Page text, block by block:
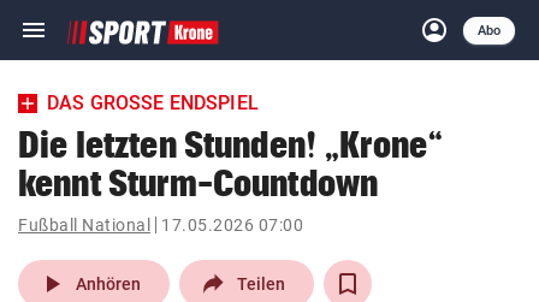
menu Navigation
ein-/ausklappen
account_circle
Anmelden
Abo
close Schließen
account_circle Anmelden
arrow_right
pin_drop
Wien arrow_right
DAS GROSSE ENDSPIEL
Die letzten Stunden! „Krone“
kennt Sturm-Countdown
Fußball National 17.05.2026 07:00
play_arrow Anhören Teilen